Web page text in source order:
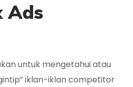
Ads
untuk mengetahui atau
iklan-iklan competitor